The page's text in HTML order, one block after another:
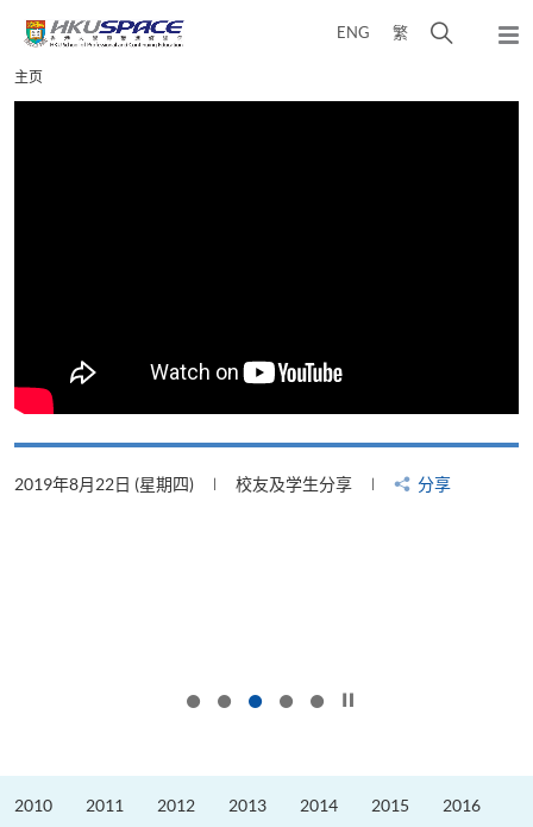
content
ENG 繁
弹
Main
content
主页
2019年8月22日 (星期四) 校友及学生分享 分享
2010 2011 2012 2013 2014 2015 2016